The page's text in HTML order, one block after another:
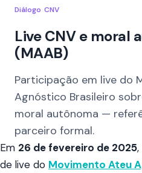
Diálogo CNV
Live CNV e moral
(MAAB)
Participação em live do
Agnóstico Brasileiro
moral autônoma —
parceiro formal.
Em 26 de fevereiro de 2025
de live do Movimento Ateu